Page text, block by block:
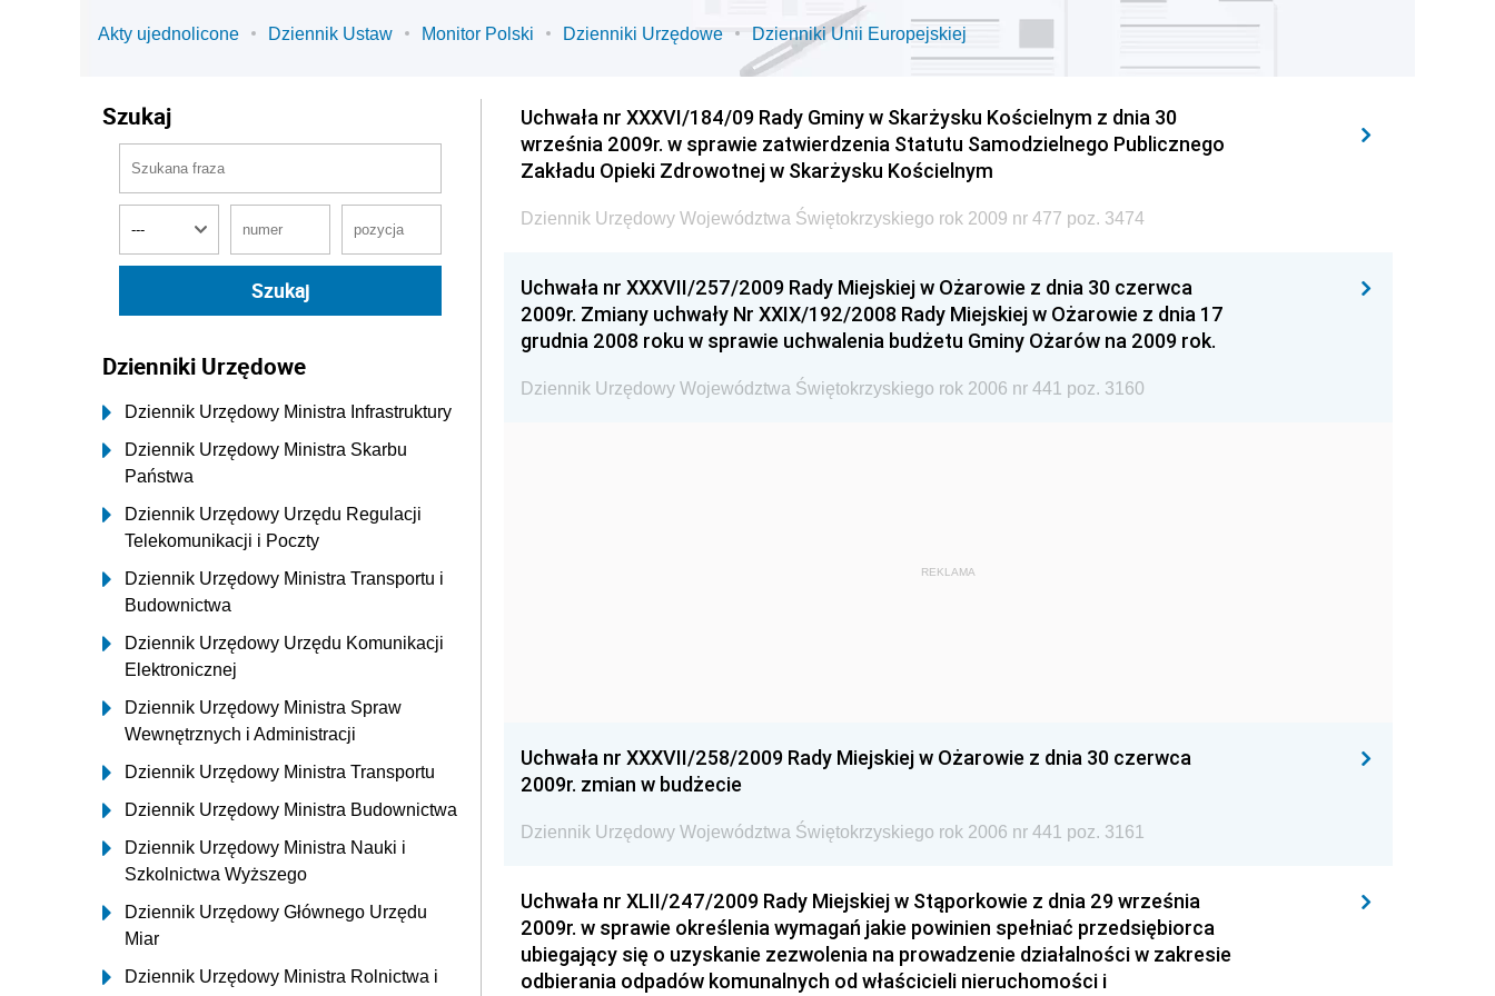
Akty ujednolicone Dziennik Ustaw Monitor Polski Dzienniki Urzędowe Dzienniki Unii Europejskiej
Szukaj
Dzienniki Urzędowe
Dziennik Urzędowy Ministra Infrastruktury
Dziennik Urzędowy Ministra Skarbu
Państwa
Dziennik Urzędowy Urzędu Regulacji
Telekomunikacji i Poczty
Dziennik Urzędowy Ministra Transportu i
Budownictwa
Dziennik Urzędowy Urzędu Komunikacji
Elektronicznej
Dziennik Urzędowy Ministra Spraw
Wewnętrznych i Administracji
Dziennik Urzędowy Ministra Transportu
Dziennik Urzędowy Ministra Budownictwa
Dziennik Urzędowy Ministra Nauki i
Szkolnictwa Wyższego
Dziennik Urzędowy Głównego Urzędu
Miar
Dziennik Urzędowy Ministra Rolnictwa i
Uchwała nr XXXVI/184/09 Rady Gminy w Skarżysku Kościelnym z dnia 30
września 2009r. w sprawie zatwierdzenia Statutu Samodzielnego Publicznego
Zakładu Opieki Zdrowotnej w Skarżysku Kościelnym
Dziennik Urzędowy Województwa Świętokrzyskiego rok 2009 nr 477 poz. 3474
Uchwała nr XXXVII/257/2009 Rady Miejskiej w Ożarowie z dnia 30 czerwca
2009r. Zmiany uchwały Nr XXIX/192/2008 Rady Miejskiej w Ożarowie z dnia 17
grudnia 2008 roku w sprawie uchwalenia budżetu Gminy Ożarów na 2009 rok.
Dziennik Urzędowy Województwa Świętokrzyskiego rok 2006 nr 441 poz. 3160
REKLAMA
Uchwała nr XXXVII/258/2009 Rady Miejskiej w Ożarowie z dnia 30 czerwca
2009r. zmian w budżecie
Dziennik Urzędowy Województwa Świętokrzyskiego rok 2006 nr 441 poz. 3161
Uchwała nr XLII/247/2009 Rady Miejskiej w Stąporkowie z dnia 29 września
2009r. w sprawie określenia wymagań jakie powinien spełniać przedsiębiorca
ubiegający się o uzyskanie zezwolenia na prowadzenie działalności w zakresie
odbierania odpadów komunalnych od właścicieli nieruchomości i